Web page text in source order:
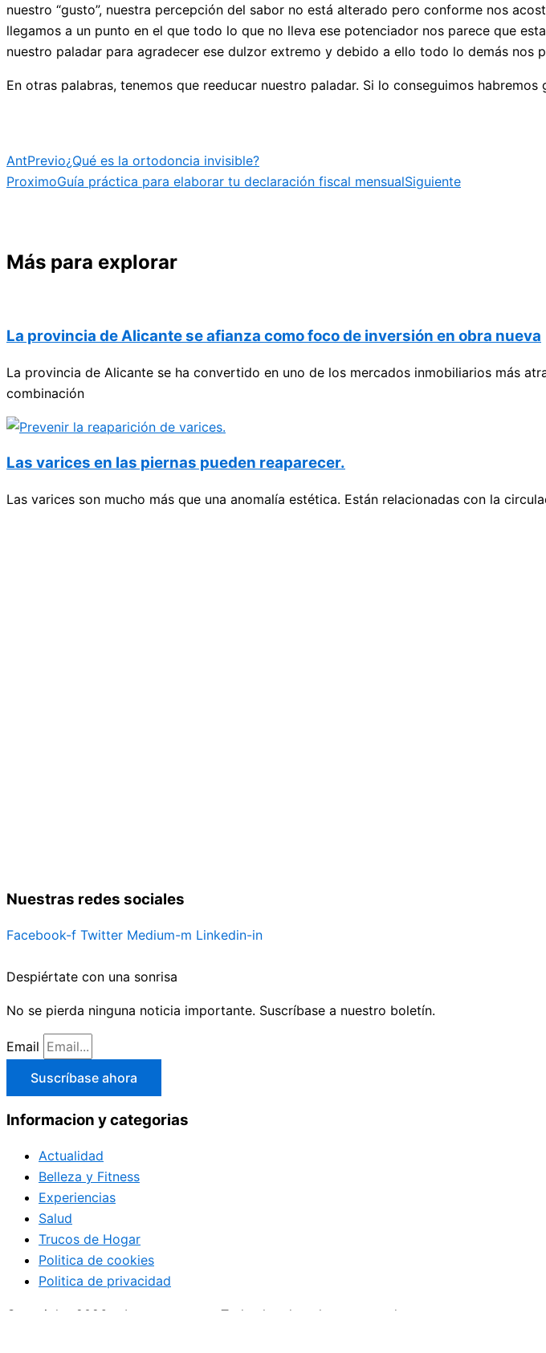
nuestro “gusto”, nuestra percepción del sabor no está alterado pero conforme nos
llegamos a un punto en el que todo lo que no lleva ese potenciador nos parece que
nuestro paladar para agradecer ese dulzor extremo y debido a ello todo lo demás nos
En otras palabras, tenemos que reeducar nuestro paladar. Si lo conseguimos
AntPrevio¿Qué es la ortodoncia invisible?
ProximoGuía práctica para elaborar tu declaración fiscal mensualSiguiente
Más para explorar
La provincia de Alicante se afianza como foco de inversión en obra nueva
La provincia de Alicante se ha convertido en uno de los mercados inmobiliarios más
combinación
Las varices en las piernas pueden reaparecer.
Las varices son mucho más que una anomalía estética. Están relacionadas con la
Nuestras redes sociales
Facebook-f Twitter Medium-m Linkedin-in
Despiértate con una sonrisa
No se pierda ninguna noticia importante. Suscríbase a nuestro boletín.
Email
Suscríbase ahora
Informacion y categorias
Actualidad
Belleza y Fitness
Experiencias
Salud
Trucos de Hogar
Politica de cookies
Politica de privacidad
Copyright+2026 + La mananana.+ Todos los derechos reservados